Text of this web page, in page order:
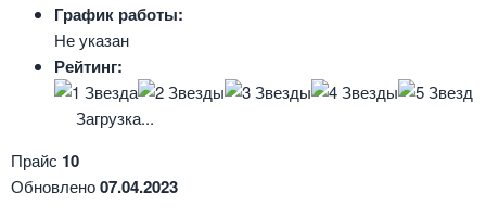
График работы:
Не указан
Рейтинг:
Загрузка...
Прайс 10
Обновлено07.04.2023